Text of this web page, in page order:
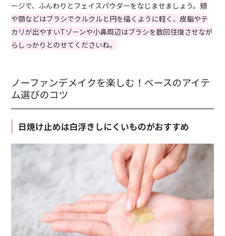
ージで、ふんわりとフェイスパウダーをなじませましょう。 頬
や顎などはブラシでクルクルと円を描くように軽く、皮脂やテ
カリが出やすいTゾーンや小鼻周辺はブラシを数回往復させなが
らしっかりとのせてくださいね。
ノーファンデメイクを楽しむ！ベースのアイテ
ム選びのコツ
日焼け止めは白浮きしにくいものがおすすめ